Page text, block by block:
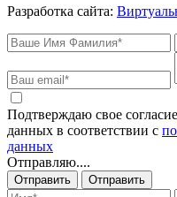
Разработка сайта:
Подтверждаю свое
данных в соответствии с
данных
Отправляю....
Отправить Отправить